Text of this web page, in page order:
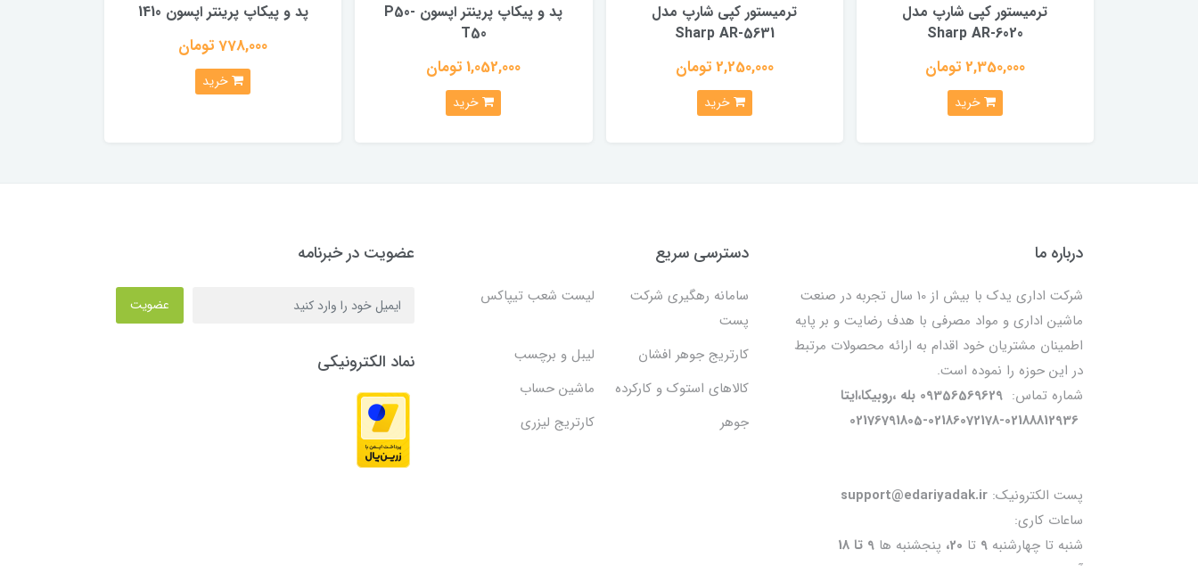
ترمیستور کپی شارپ مدل
Sharp AR-6020
2,350,000 تومان
خرید
ترمیستور کپی شارپ مدل
Sharp AR-5631
2,250,000 تومان
خرید
پد و پیکاپ پرینتر اپسون P50-
T50
1,052,000 تومان
خرید
پد و پیکاپ پرینتر اپسون 1410
778,000 تومان
خرید
درباره ما
شرکت اداری یدک با بیش از 10 سال تجربه در صنعت
ماشین اداری و مواد مصرفی با هدف رضایت و بر پایه
اطمینان مشتریان خود اقدام به ارائه محصولات مرتبط
در این حوزه را نموده است.
شماره تماس:09356569629 بله ،روبیکا،ایتا
02176791805-02186072178-02188812936
پست الکترونیک: support@edariyadak.ir
ساعات کاری:
شنبه تا چهارشنبه9 تا 20، پنجشنبه ها 9 تا 18
دسترسی سریع
سامانه رهگیری شرکت
پست
لیست شعب تیپاکس
کارتریج جوهر افشان
لیبل و برچسب
کالاهای استوک و کارکرده
ماشین حساب
جوهر
کارتریج لیزری
عضویت در خبرنامه
عضویت
نماد الکترونیکی